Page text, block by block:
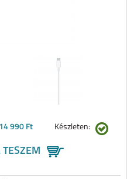
14 990 Ft Készleten:
TESZEM